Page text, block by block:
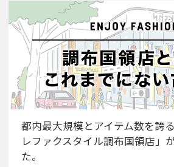
都内最大規模とアイテム数を誇
レファクスタイル調布国領店」
た。